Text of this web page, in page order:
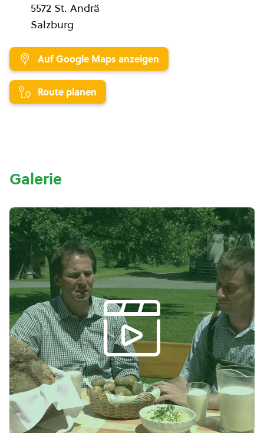
5572 St. Andrä
Salzburg
Auf Google Maps anzeigen
Route planen
Galerie